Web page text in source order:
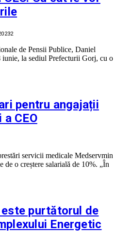
2
de Pensii Publice, Daniel
la sediul Prefecturii Gorj, cu o
pentru angajații
CEO
servicii medicale Medservmin
de o creștere salarială de 10%. „În
este purtătorul de
Energetic